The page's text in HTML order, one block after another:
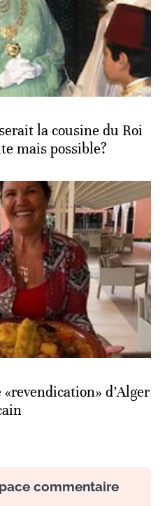
la cousine du Roi
mais possible?
d’Alger
commentaire